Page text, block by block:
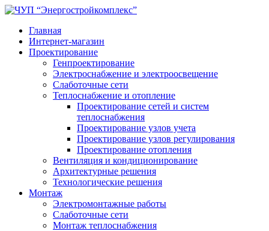
Главная
Интернет-магазин
Проектирование
Генпроектирование
Электроснабжение и электроосвещение
Слаботочные сети
Теплоснабжение и отопление
Проектирование сетей и систем
теплоснабжения
Проектирование узлов учета
Проектирование узлов регулирования
Проектирование отопления
Вентиляция и кондиционирование
Архитектурные решения
Технологические решения
Монтаж
Электромонтажные работы
Слаботочные сети
Монтаж теплоснабжения